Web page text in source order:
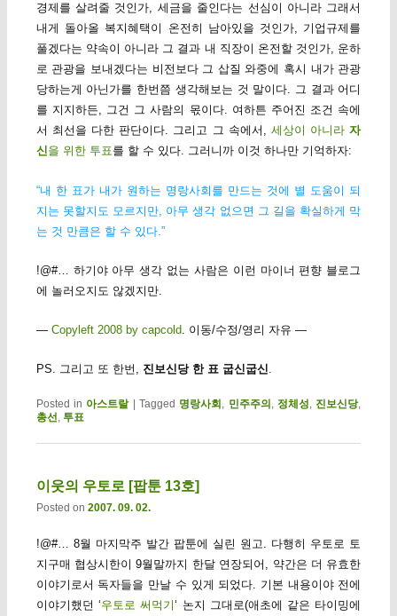
경제를 살려줄 것인가, 세금을 줄인다는 선심이 아니라 그래서
내게 돌아올 복지혜택이 온전히 남아있을 것인가, 기업규제를
풀겠다는 약속이 아니라 그 결과 내 직장이 온전할 것인가, 운하
로 관광을 보내겠다는 비전보다 그 삽질 와중에 혹시 내가 관광
당하는게 아닌가를 한번쯤 생각해보는 것 말이다. 그 결과 어디
를 지지하든, 그건 그 사람의 몫이다. 여하튼 주어진 조건 속에
서 최선을 다한 판단이다. 그리고 그 속에서, 세상이 아니라자
신을 위한 투표를 할 수 있다. 그러니까 이것 하나만 기억하자:
“내 한 표가 내가 원하는 명랑사회를 만드는 것에 별 도움이 되
지는 못할지도 모르지만, 아무 생각 없으면 그 길을 확실하게 막
는 것 만큼은 할 수 있다.”
!@#… 하기야 아무 생각 없는 사람은 이런 마이너 편향 블로그
에 놀러오지도 않겠지만.
— Copyleft 2008 by capcold . 이동/수정/영리 자유 —
PS. 그리고 또 한번, 진보신당 한 표 굽신굽신
Posted in 아스트랄 |Tagged 명랑사회 , 민주주의 , 정체성, 진보신당,
총선, 투표
이웃의 우토로 [팝툰 13호]
Posted on 2007. 09. 02.
!@#… 8월 마지막주 발간 팝툰에 실린 원고. 다행히 우토로 토
지구매 협상시한이 9월말까지 한달 연장되어, 약간은 더 유효한
이야기로서 독자들을 만날 수 있게 되었다. 기본 내용이야 전에
이야기했던 ‘우토로 써먹기‘ 논지 그대로(애초에 같은 타이밍에